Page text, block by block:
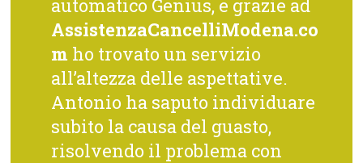
automatico Genius, e grazie ad
AssistenzaCancelliModena.co
m ho trovato un servizio
all’altezza delle aspettative.
Antonio ha saputo individuare
subito la causa del guasto,
risolvendo il problema con